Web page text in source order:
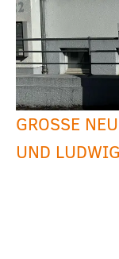
GROSSE
ND